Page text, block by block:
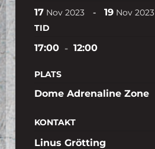
17 Nov 2023 - 19 Nov 2023
TID
17:00 - 12:00
PLATS
Dome Adrenaline Zone
KONTAKT
Linus Grötting